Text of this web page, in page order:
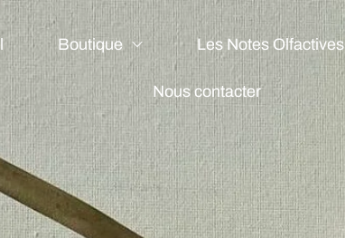
Boutique Les Notes Olfactives
Nous contacter